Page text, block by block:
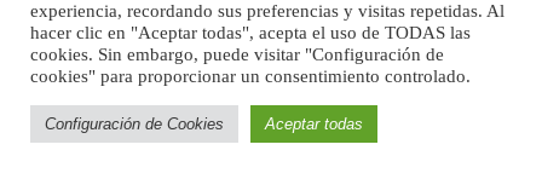
de la magia. El “Everything not saved will be lost”
pierde su
gracia cuando se ha implementado una herramienta llamada
“Auto-save”.
experiencia, recordando sus preferencias y visitas repetidas. Al
hacer clic en "Aceptar todas", acepta el uso de TODAS las
cookies. Sin embargo, puede visitar "Configuración de
cookies" para proporcionar un consentimiento controlado.
Configuración de Cookies Aceptar todas